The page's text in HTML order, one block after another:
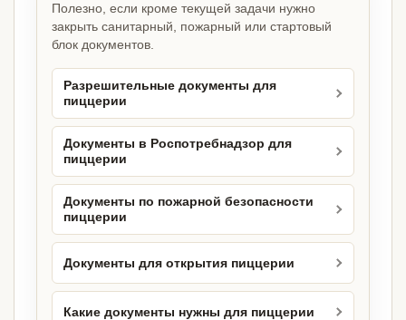
Полезно, если кроме текущей задачи нужно
закрыть санитарный, пожарный или стартовый
блок документов.
Разрешительные документы для
пиццерии
Документы в Роспотребнадзор для
пиццерии
Документы по пожарной безопасности
пиццерии
Документы для открытия пиццерии
Какие документы нужны для пиццерии